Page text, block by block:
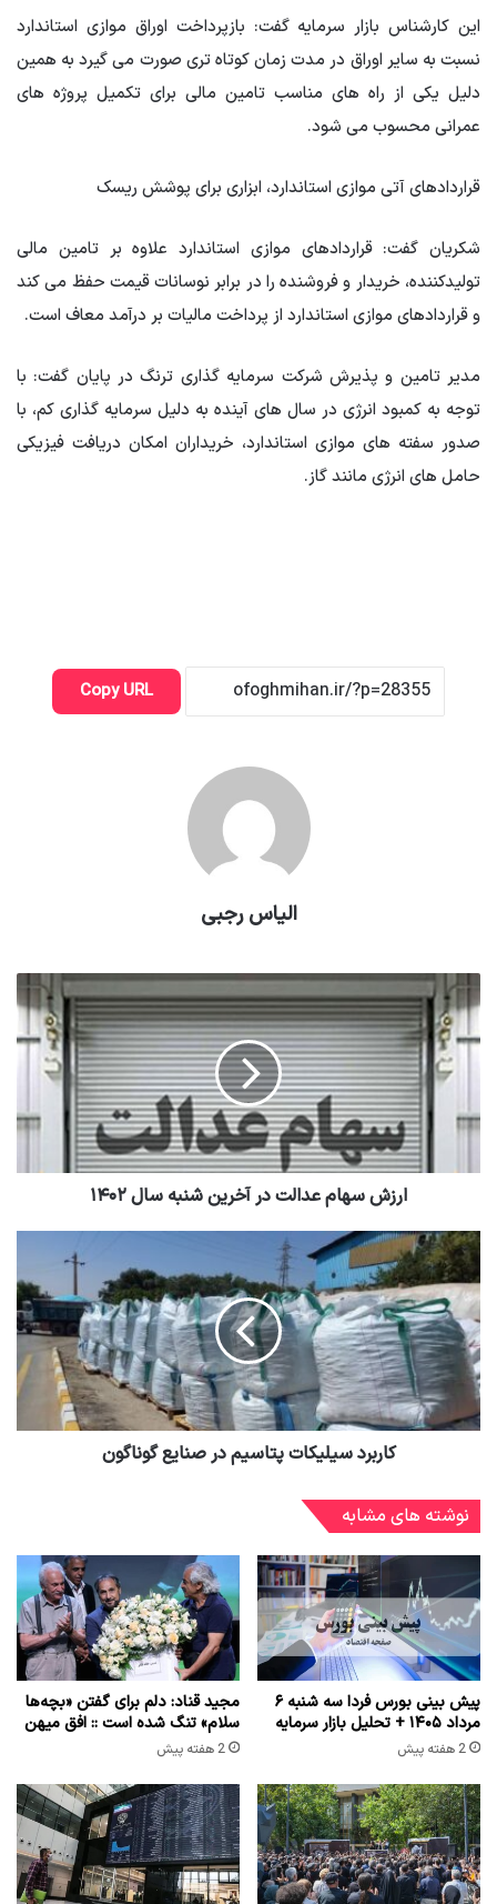
این کارشناس بازار سرمایه گفت: بازپرداخت اوراق موازی استاندارد
نسبت به سایر اوراق در مدت زمان کوتاه تری صورت می گیرد به همین
دلیل یکی از راه های مناسب تامین مالی برای تکمیل پروژه های
عمرانی محسوب می شود.
قراردادهای آتی موازی استاندارد، ابزاری برای پوشش ریسک
شکریان گفت: قراردادهای موازی استاندارد علاوه بر تامین مالی
تولیدکننده، خریدار و فروشنده را در برابر نوسانات قیمت حفظ می کند
و قراردادهای موازی استاندارد از پرداخت مالیات بر درآمد معاف است.
مدیر تامین و پذیرش شرکت سرمایه گذاری ترنگ در پایان گفت: با
توجه به کمبود انرژی در سال های آینده به دلیل سرمایه گذاری کم، با
صدور سفته های موازی استاندارد، خریداران امکان دریافت فیزیکی
حامل های انرژی مانند گاز.
Copy URL
الیاس رجبی
ارزش سهام عدالت در آخرین شنبه سال ۱۴۰۲
کاربرد سیلیکات پتاسیم در صنایع گوناگون
نوشته های مشابه
پیش بینی بورس فردا سه شنبه ۶
مرداد ۱۴۰۵ + تحلیل بازار سرمایه
2 هفته پیش
مجید قناد: دلم برای گفتن «بچه‌ها
سلام» تنگ شده است :: افق میهن
2 هفته پیش